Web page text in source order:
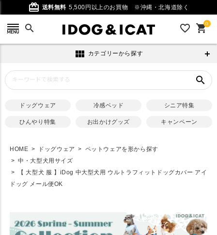
card_giftcard 送料無料 5,500円以上のお買物 ※沖縄・北海道除く
search favorite_outline 0
shopping_cart
view_module カテゴリーから探す
search
ドッグウェア 冷感ベッド シニア特集
ひんやり特集 お出かけグッズ キャンペーン
HOME ドッグウェア
ペットウェアを形から探す
中・大型犬用サイズ
【 大型犬 服 】iDog 中大型犬用 ウルトラフィットドッグカバー アイ
ドッグ メール便OK